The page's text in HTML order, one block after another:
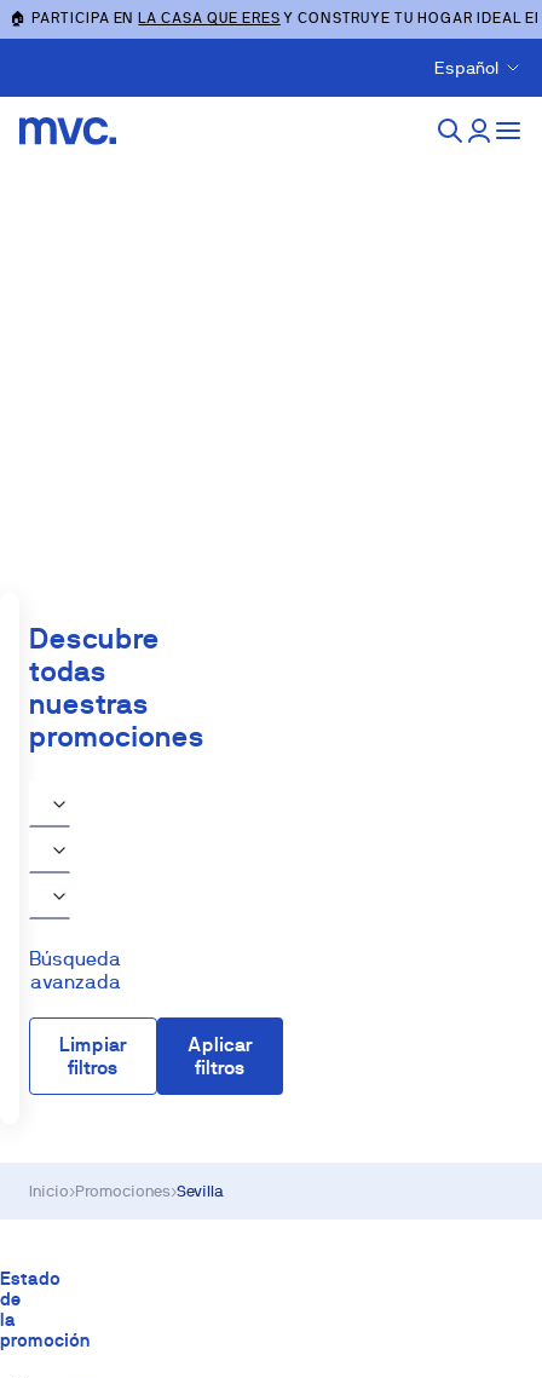
🏠 PARTICIPA ENLA CASA QUE ERES Y CONSTRUYE TU HOGAR IDEAL
Español
Descubre
todas
nuestras
promociones
Búsqueda
avanzada
Limpiar
filtros
Aplicar
filtros
Inicio›Promociones›Sevilla
Estado
de
la
promoción